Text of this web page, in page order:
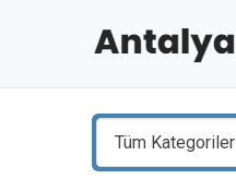
Tüm Kategoriler